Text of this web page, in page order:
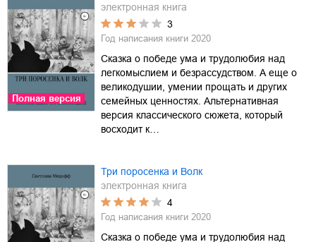
Полная версия
электронная книга
3
Год написания книги 2020
Сказка о победе ума и трудолюбия над
легкомыслием и безрассудством. А еще о
великодушии, умении прощать и других
семейных ценностях. Альтернативная
версия классического сюжета, который
восходит к…
Три поросенка и Волк
электронная книга
4
Год написания книги 2020
Сказка о победе ума и трудолюбия над